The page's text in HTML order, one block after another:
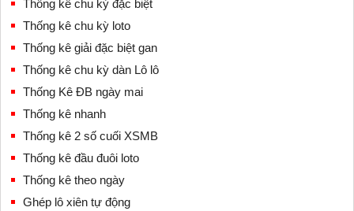
Thống kê chu kỳ đặc biệt
Thống kê chu kỳ loto
Thống kê giải đặc biệt gan
Thống kê chu kỳ dàn Lô lô
Thống Kê ĐB ngày mai
Thống kê nhanh
Thống kê 2 số cuối XSMB
Thống kê đầu đuôi loto
Thống kê theo ngày
Ghép lô xiên tự động